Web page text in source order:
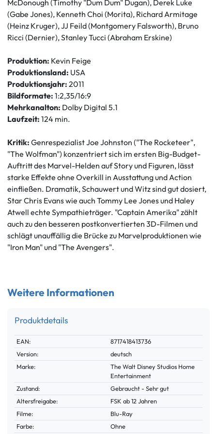
McDonough (Timothy "Dum Dum" Dugan), Derek Luke
(Gabe Jones), Kenneth Choi (Morita), Richard Armitage
(Heinz Kruger), JJ Feild (Montgomery Falsworth), Bruno
Ricci (Dernier), Stanley Tucci (Abraham Erskine)
Produktion: Kevin Feige
Produktionsland: USA
Produktionsjahr: 2011
Bildformate: 1:2,35/16:9
Mehrkanalton: Dolby Digital 5.1
Laufzeit: 124 min.
Kritik: Genrespezialist Joe Johnston ("The Rocketeer",
"The Wolfman") konzentriert sich im ersten Big-Budget-
Auftritt des Marvel-Helden auf Story und Figuren, lässt
starke Effekte ohne Overkill in Ausstattung und Action
einfließen. Dramatik, Schauwert und Witz sind gut dosiert,
Star Chris Evans wie auch Tommy Lee Jones und Haley
Atwell echte Sympathieträger. "Captain Amerika" zählt
auch zu den besseren postkonvertierten 3D-Filmen und
schlägt unauffällig die Brücke zu Marvelproduktionen wie
"Iron Man" und "The Avengers".
Weitere Informationen
Produktdetails
Technisches
Merkmal
Wert
EAN:
8717418413736
Version:
deutsch
Marke:
The Walt Disney Studios Home
Entertainment
Zustand:
Gebraucht - Sehr gut
Altersfreigabe:
FSK ab 12 Jahren
Filme:
Blu-Ray
Farbe:
Ohne